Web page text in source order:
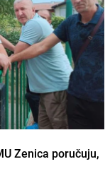
Zenica poručuju,